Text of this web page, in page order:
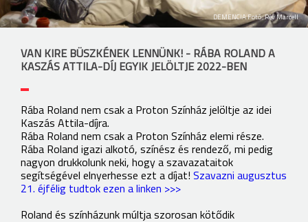
DEMENCIA Fotó: Rév Marcell
VAN KIRE BÜSZKÉNEK LENNÜNK! - RÁBA ROLAND A
KASZÁS ATTILA-DÍJ EGYIK JELÖLTJE 2022-BEN
Rába Roland nem csak a Proton Színház jelöltje az idei
Kaszás Attila-díjra.
Rába Roland nem csak a Proton Színház elemi része.
Rába Roland igazi alkotó, színész és rendező, mi pedig
nagyon drukkolunk neki, hogy a szavazataitok
segítségével elnyerhesse ezt a díjat! Szavazni augusztus
21. éjfélig tudtok ezen a linken >>>
Roland és színházunk múltja szorosan kötődik